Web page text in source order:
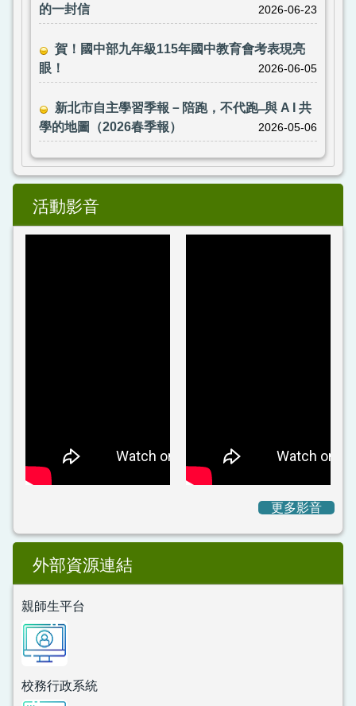
的一封信
2026-06-23
賀！國中部九年級115年國中教育會考表現亮
眼！
2026-06-05
新北市自主學習季報－陪跑，不代跑 ̶ 與 A I 共
學的地圖（2026春季報）
2026-05-06
活動影音
更多影音
外部資源連結
親師生平台
校務行政系統